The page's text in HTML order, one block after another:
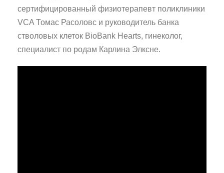
сертифицированный физиотерапевт поликлиники
VCA Томас Расоловс и руководитель банка
стволовых клеток BioBank Hearts, гинеколог,
специалист по родам Карлина Элксне.